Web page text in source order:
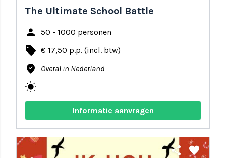
The Ultimate School Battle
person 50 - 1000 personen
local_offer € 17,50 p.p. (incl. btw)
where_to_vote Overal in Nederland
wb_sunny
Informatie aanvragen
share favorite